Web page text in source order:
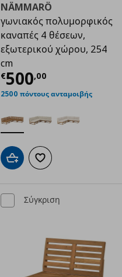
€ 425,00
NÄMMARÖ
γωνιακός πολυμορφικός
καναπές 4 θέσεων,
εξωτερικού χώρου, 254
cm
€500,00
Τρέχουσα
2500 πόντους ανταμοιβής
Προσθήκη στο καλάθι
Προσθήκη στα
Σύγκριση